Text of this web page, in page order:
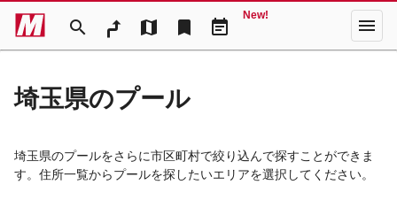
search map bookmark event_note
New! menu
埼玉県のプール
埼玉県のプールをさらに市区町村で絞り込んで探すことができま
す。住所一覧からプールを探したいエリアを選択してください。